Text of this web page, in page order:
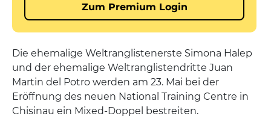
Die ehemalige Weltranglistenerste Simona Halep
und der ehemalige Weltranglistendritte Juan
Martin del Potro werden am 23. Mai bei der
Eröffnung des neuen National Training Centre in
Chisinau ein Mixed-Doppel bestreiten.